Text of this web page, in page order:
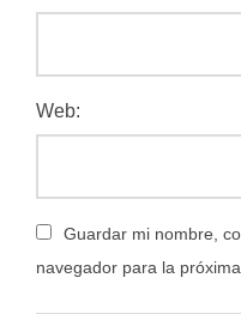
Web:
Guardar mi nombre,
navegador para la